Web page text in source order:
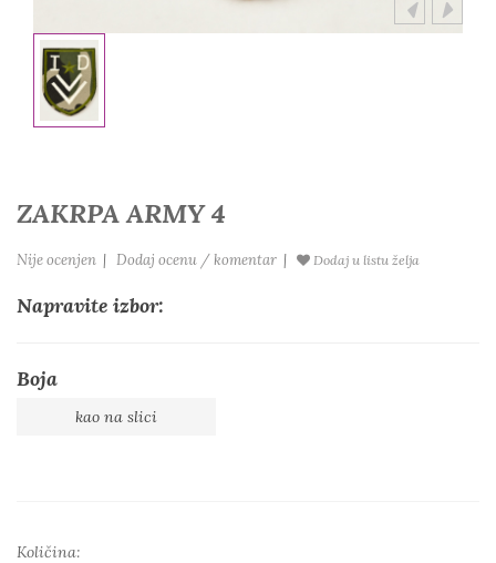
ZAKRPA ARMY 4
Nije ocenjen | Dodaj ocenu / komentar | Dodaj u listu želja
Napravite izbor:
Boja
kao na slici
Količina: